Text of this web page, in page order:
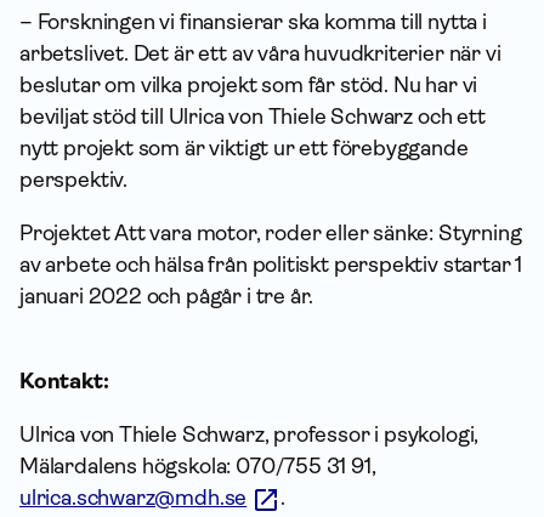
– Forskningen vi finansierar ska komma till nytta i
arbetslivet. Det är ett av våra huvudkriterier när vi
beslutar om vilka projekt som får stöd. Nu har vi
beviljat stöd till Ulrica von Thiele Schwarz och ett
nytt projekt som är viktigt ur ett förebyggande
perspektiv.
Projektet Att vara motor, roder eller sänke: Styrning
av arbete och hälsa från politiskt perspektiv startar 1
januari 2022 och pågår i tre år.
Kontakt:
Ulrica von Thiele Schwarz, professor i psykologi,
Mälardalens högskola: 070/755 31 91,
ulrica.schwarz@mdh.se
.